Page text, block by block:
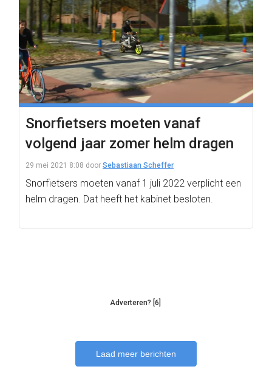
Snorfietsers moeten vanaf
volgend jaar zomer helm dragen
29 mei 2021 8:08 door Sebastiaan Scheffer
Snorfietsers moeten vanaf 1 juli 2022 verplicht een
helm dragen. Dat heeft het kabinet besloten.
Adverteren? [6]
Laad meer berichten